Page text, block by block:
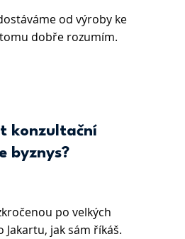
od výroby ke
dobře rozumím.
konzultační
byznys?
po velkých
Jakartu, jak sám říkáš.